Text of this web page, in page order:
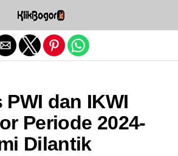
dan IKWI
Periode 2024-
Dilantik
Exit mobile version